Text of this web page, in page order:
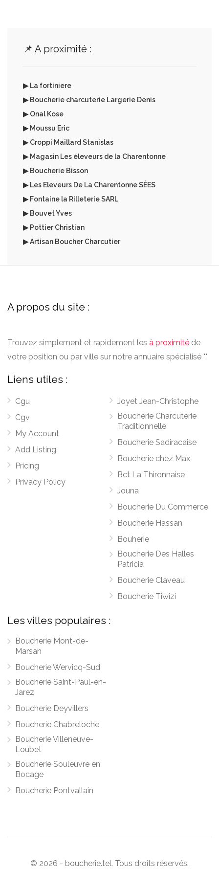
📌 A proximité :
▶ La fortiniere
▶ Boucherie charcuterie Largerie Denis
▶ Onal Kose
▶ Moussu Eric
▶ Croppi Maillard Stanislas
▶ Magasin Les éleveurs de la Charentonne
▶ Boucherie Bisson
▶ Les Eleveurs De La Charentonne SÉES
▶ Fontaine la Rilleterie SARL
▶ Bouvet Yves
▶ Pottier Christian
▶ Artisan Boucher Charcutier
A propos du site :
Trouvez simplement et rapidement les à proximité de
votre position ou par ville sur notre annuaire spécialisé "".
Liens utiles :
Cgu
Cgv
My Account
Add Listing
Pricing
Privacy Policy
Joyet Jean-Christophe
Boucherie Charcuterie
Traditionnelle
Boucherie Sadiracaise
Boucherie chez Max
Bct La Thironnaise
Jouna
Boucherie Du Commerce
Boucherie Hassan
Bouherie
Boucherie Des Halles
Patricia
Boucherie Claveau
Boucherie Tiwizi
Les villes populaires :
Boucherie Mont-de-
Marsan
Boucherie Wervicq-Sud
Boucherie Saint-Paul-en-
Jarez
Boucherie Deyvillers
Boucherie Chabreloche
Boucherie Villeneuve-
Loubet
Boucherie Souleuvre en
Bocage
Boucherie Pontvallain
© 2026 - boucherie.tel. Tous droits réservés.